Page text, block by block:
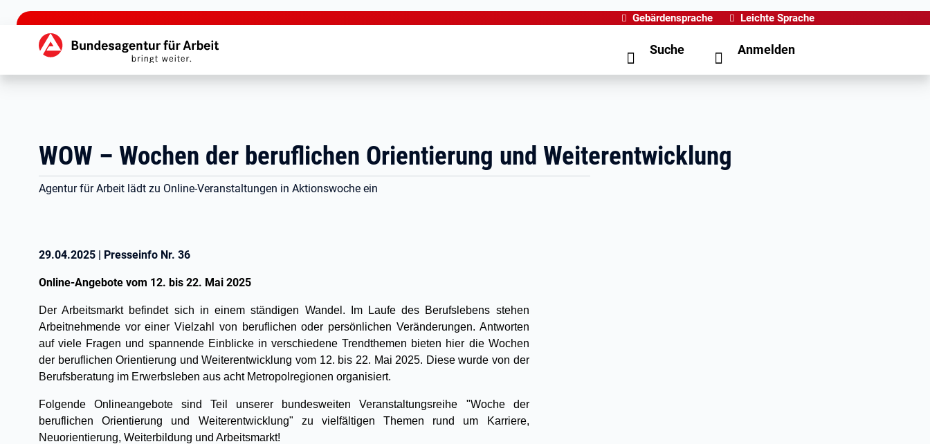
zu den Hauptinhalten springen
Gebärdensprache Leichte Sprache
Hauptnavigation Suche Anmelden
WOW – Wochen der beruflichen Orientierung und Weiterentwicklung
Agentur für Arbeit lädt zu Online-Veranstaltungen in Aktionswoche ein
29.04.2025 | Presseinfo Nr. 36
Online-Angebote vom 12. bis 22. Mai 2025
Der Arbeitsmarkt befindet sich in einem ständigen Wandel. Im Laufe des Berufslebens stehen
Arbeitnehmende vor einer Vielzahl von beruflichen oder persönlichen Veränderungen. Antworten
auf viele Fragen und spannende Einblicke in verschiedene Trendthemen bieten hier die Wochen
der beruflichen Orientierung und Weiterentwicklung vom 12. bis 22. Mai 2025. Diese wurde von der
Berufsberatung im Erwerbsleben aus acht Metropolregionen organisiert.
Folgende Onlineangebote sind Teil unserer bundesweiten Veranstaltungsreihe "Woche der
beruflichen Orientierung und Weiterentwicklung" zu vielfältigen Themen rund um Karriere,
Neuorientierung, Weiterbildung und Arbeitsmarkt!